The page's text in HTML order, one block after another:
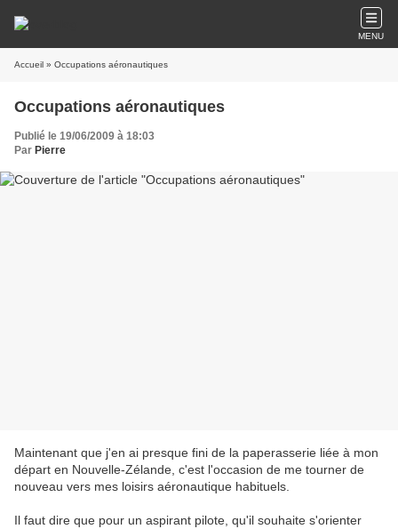
MENU
Accueil » Occupations aéronautiques
Occupations aéronautiques
Publié le 19/06/2009 à 18:03
Par Pierre
Maintenant que j'en ai presque fini de la paperasserie liée à mon
départ en Nouvelle-Zélande, c'est l'occasion de me tourner de
nouveau vers mes loisirs aéronautique habituels.
Il faut dire que pour un aspirant pilote, qu'il souhaite s'orienter